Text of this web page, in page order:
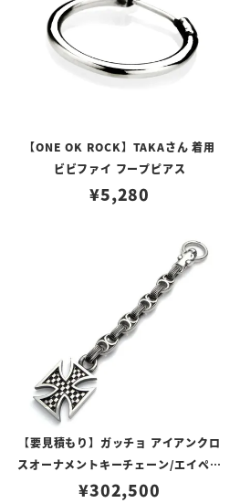
【ONE OK ROCK】TAKAさん 着用
ビビファイ フープピアス
¥5,280
【要見積もり】ガッチョ アイアンクロ
スオーナメントキーチェーン/エイペッ
クスハンターノッカー Ver. フィン＆
¥302,500